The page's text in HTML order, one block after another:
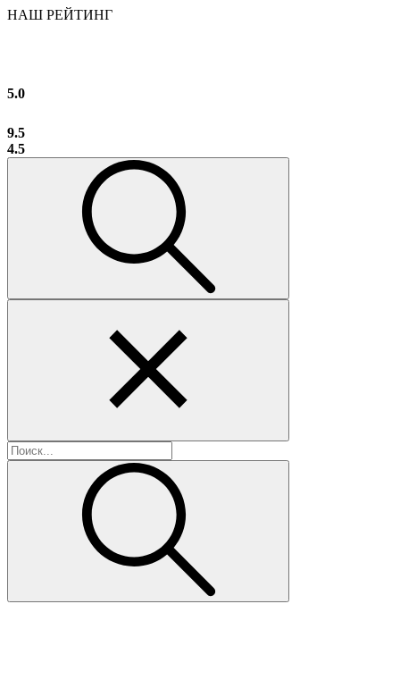
НАШ РЕЙТИНГ
5.0
9.5
4.5